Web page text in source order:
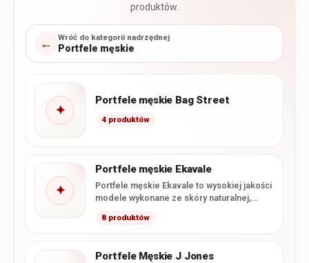
produktów.
← Wróć do kategorii nadrzędnej
Portfele męskie
✦
Portfele męskie Bag Street
4 produktów
✦
Portfele męskie Ekavale
Portfele męskie Ekavale to wysokiej jakości
modele wykonane ze skóry naturalnej,
charakterystycznym…
8 produktów
Portfele Męskie J Jones